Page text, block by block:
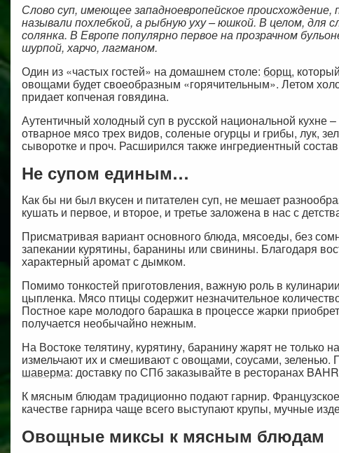
Слово суп, имеющее западноевропейское
называли похлебкой, а рыбную уху – юшкой. В целом, для
солянка. В Европе популярно первое на прозрачном
шурпой, харчо, лагманом.
Один из «частых гостей» на домашнем столе: борщ,
овощами будет своеобразным «горячительным». Летом
придает копченая говядина.
Аутентичный холодный суп в русской национальной
отварное мясо трех видов, соленые огурцы и грибы, лук,
сыворотке и проч. Расширился также ингредиентный
Не супом единым…
Как бы ни был вкусен и питателен суп, не мешает
кушать и первое, и второе, и третье заложена в нас с
Присматривая вариант основного блюда, мясоеды, без
запекании курятины, баранины или свинины. Благодаря
характерный аромат с дымком.
Помимо тонкостей приготовления, важную роль в
цыпленка. Мясо птицы содержит незначительное
Постное каре молодого барашка в процессе жарки
получается необычайно нежным.
На Востоке телятину, курятину, баранину жарят не только
измельчают их и смешивают с овощами, соусами, зеленью.
шаверма: доставку по СПб заказывайте в ресторанах
К мясным блюдам традиционно подают гарнир.
качестве гарнира чаще всего выступают крупы, мучные
Овощные миксы к мясным блюдам